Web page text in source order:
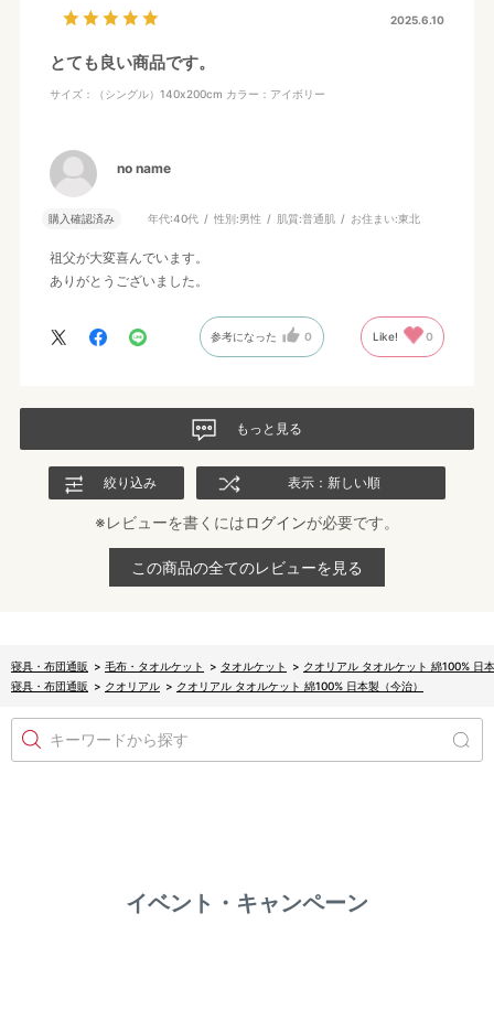
2025.6.10
とても良い商品です。
サイズ：（シングル）140x200cm カラー：アイボリー
no name
購入確認済み 年代:40代 性別:男性 肌質:普通肌 お住まい:東北
祖父が大変喜んでいます。
ありがとうございました。
参考になった 0 Like! 0
もっと見る
絞り込み 表示：新しい順
※レビューを書くにはログインが必要です。
この商品の全てのレビューを見る
寝具・布団通販 > 毛布・タオルケット > タオルケット > クオリアル タオルケット 綿100% 日
寝具・布団通販 > クオリアル > クオリアル タオルケット 綿100% 日本製（今治）
キーワードから探す
イベント・キャンペーン